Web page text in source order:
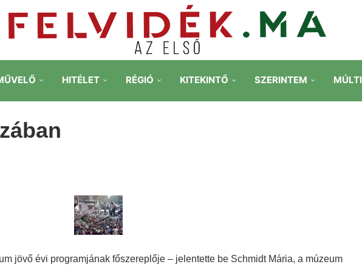
HITÉLET RÉGIÓ KITEKINTŐ SZERINTEM
jövő évi programjának főszereplője – jelentette be Schmidt Mária, a múzeum